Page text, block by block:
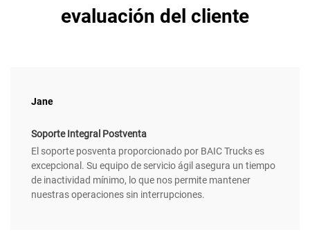
evaluación del cliente
Jane
Soporte Integral Postventa
El soporte posventa proporcionado por BAIC Trucks es
excepcional. Su equipo de servicio ágil asegura un tiempo
de inactividad mínimo, lo que nos permite mantener
nuestras operaciones sin interrupciones.